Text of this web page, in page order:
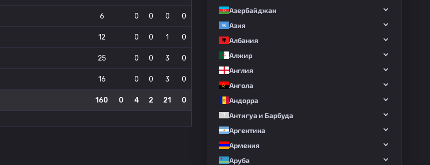
6 0 0 0 0
12 0 0 1 0
25 0 0 3 0
16 0 0 3 0
160 0 4 2 21 0
Азербайджан
Азия
Албания
Алжир
Англия
Ангола
Андорра
Антигуа и Барбуда
Аргентина
Армения
Аруба